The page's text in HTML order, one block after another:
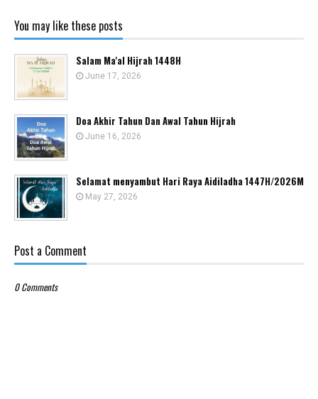
You may like these posts
Salam Ma'al Hijrah 1448H
June 17, 2026
Doa Akhir Tahun Dan Awal Tahun Hijrah
June 16, 2026
Selamat menyambut Hari Raya Aidiladha 1447H/2026M
May 27, 2026
Post a Comment
0 Comments